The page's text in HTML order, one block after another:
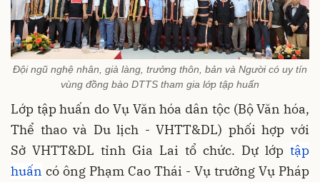
Đội ngũ nghệ nhân, già làng, trưởng thôn, bản và Người có uy tín
vùng đồng bào DTTS tham gia lớp tập huấn
Lớp tập huấn do Vụ Văn hóa dân tộc (Bộ Văn hóa,
Thể thao và Du lịch - VHTT&DL) phối hợp với
Sở VHTT&DL tỉnh Gia Lai tổ chức. Dự lớp tập
huấn có ông Phạm Cao Thái - Vụ trưởng Vụ Pháp